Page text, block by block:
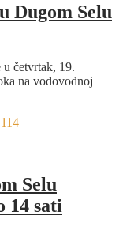
Dugom Selu
u četvrtak, 19.
na vodovodnoj
Selu
14 sati